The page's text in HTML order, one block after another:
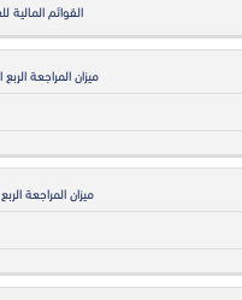
القوائم المالية
ميزان المراجعة الربع
ميزان المراجعة الربع